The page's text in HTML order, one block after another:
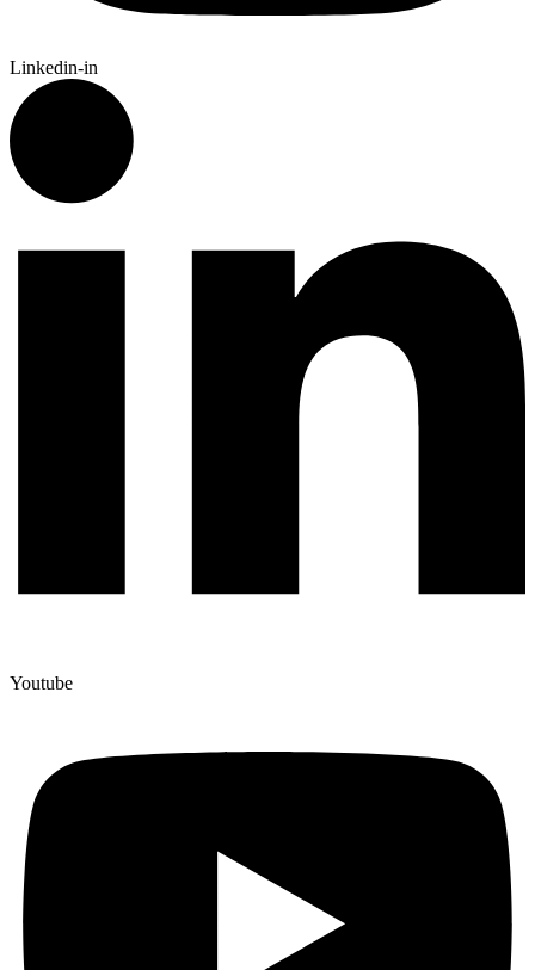
Linkedin-in
Youtube